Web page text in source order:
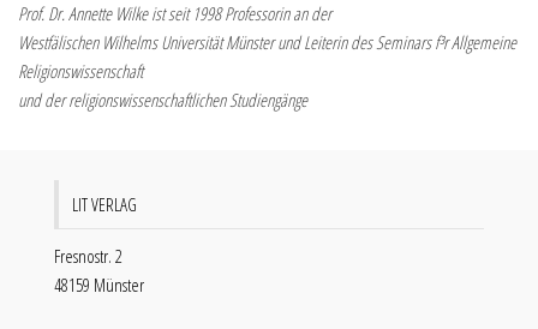
Prof. Dr. Annette Wilke ist seit 1998 Professorin an der
Westfälischen Wilhelms Universität Münster und Leiterin des Seminars f³r Allgemeine
Religionswissenschaft
und der religionswissenschaftlichen Studiengänge
LIT VERLAG
Fresnostr. 2
48159 Münster